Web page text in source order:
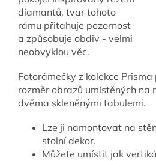
diamantů, tvar tohoto
rámu přitahuje pozornost
a způsobuje obdiv - velmi
neobvyklou věc.
Fotorámečky z kolekce Prisma
rozměr obrazů umístěných na
dvěma skleněnými tabulemi.
Lze ji namontovat na
stolní dekor.
Můžete umístit jak